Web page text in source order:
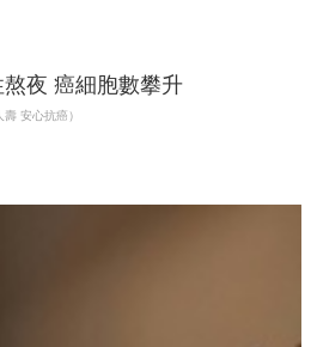
夜 癌細胞數攀升
安心抗癌）